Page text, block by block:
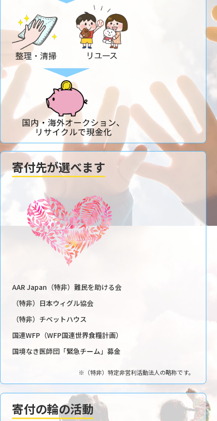
寄付先が選べます
AAR Japan（特非）難民を助ける会
（特非）日本ウィグル協会
（特非）チベットハウス
国連WFP（WFP国連世界食糧計画）
国境なき医師団「緊急チーム」募金
※（特非）特定非営利活動法人の略称です。
寄付の輪の活動